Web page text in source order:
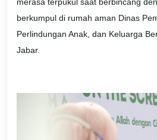
berkumpul di rumah aman Dinas
Perlindungan Anak, dan Keluarga
Jabar.